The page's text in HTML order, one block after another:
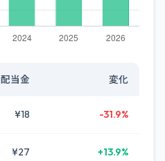
配当金 変化
¥18 -31.9%
¥27 +13.9%